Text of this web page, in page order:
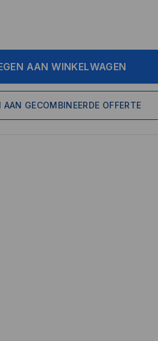
AAN WINKELWAGEN
AAN GECOMBINEERDE OFFERTE